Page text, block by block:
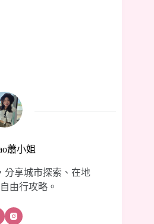
蕭小姐
分享城市探索、在地
由行攻略。